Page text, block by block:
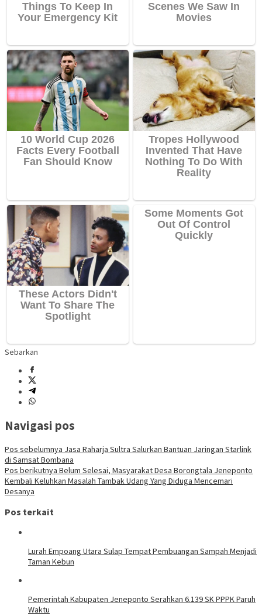
Sebarkan
Navigasi pos
Pos sebelumnya Jasa Raharja Sultra Salurkan Bantuan Jaringan Starlink
di Samsat Bombana
Pos berikutnya Belum Selesai, Masyarakat Desa Borongtala Jeneponto
Kembali Keluhkan Masalah Tambak Udang Yang Diduga Mencemari
Desanya
Pos terkait
Lurah Empoang Utara Sulap Tempat Pembuangan Sampah Menjadi
Taman Kebun
Pemerintah Kabupaten Jeneponto Serahkan 6.139 SK PPPK Paruh
Waktu